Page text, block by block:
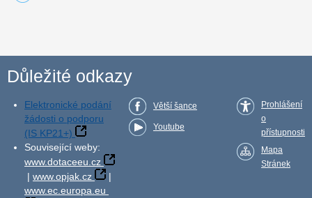
Důležité odkazy
Elektronické podání
žádosti o podporu
(IS KP21+)
Související weby:
www.dotaceeu.cz
| www.opjak.cz
|
www.ec.europa.eu
Větší šance
Youtube
Prohlášení
o
přístupnosti
Mapa
Stránek